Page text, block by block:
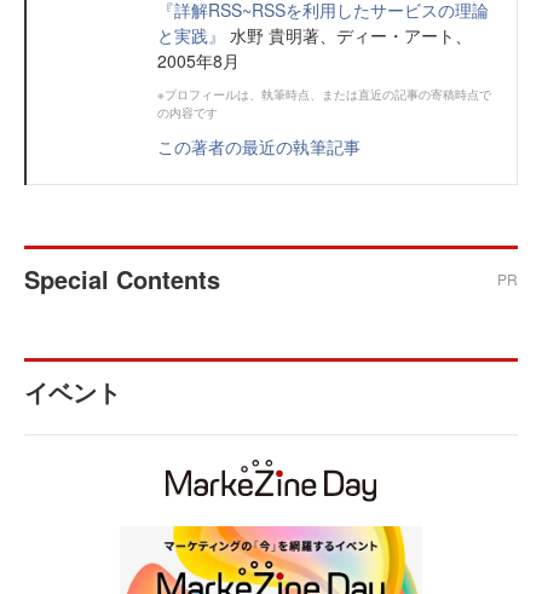
『詳解RSS~RSSを利用したサービスの理論
と実践』 水野 貴明著、ディー・アート、
2005年8月
※プロフィールは、執筆時点、または直近の記事の寄稿時点で
の内容です
この著者の最近の執筆記事
Special Contents PR
イベント